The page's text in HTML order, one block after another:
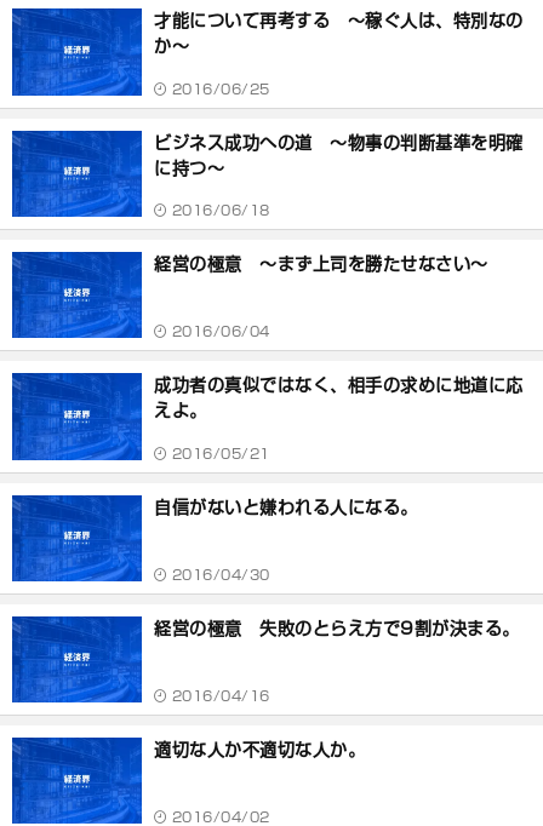
才能について再考する ～稼ぐ人は、特別なの
か～
2016/06/25
ビジネス成功への道 ～物事の判断基準を明確
に持つ～
2016/06/18
経営の極意 ～まず上司を勝たせなさい～
2016/06/04
成功者の真似ではなく、相手の求めに地道に応
えよ。
2016/05/21
自信がないと嫌われる人になる。
2016/04/30
経営の極意 失敗のとらえ方で9割が決まる。
2016/04/16
適切な人か不適切な人か。
2016/04/02